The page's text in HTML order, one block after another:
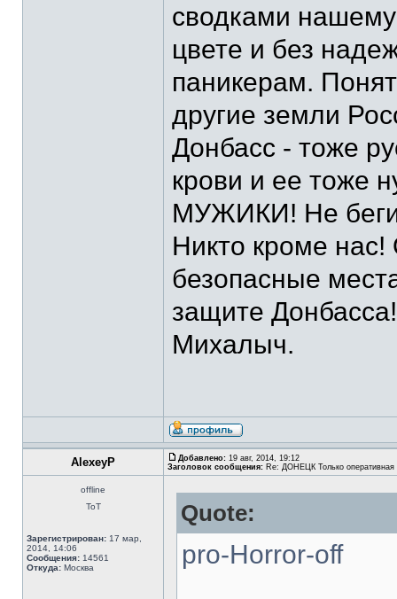
сводками
цвете и без
паникерам.
другие земли
Донбасс - тоже
крови и ее тоже
МУЖИКИ! Не
Никто кроме
безопасные
защите
Михалыч.
AlexeyP Добавлено: 19 авг, 2014, 19:12
Заголовок сообщения: Re: ДОНЕЦК Только оперативная
offline
ТоТ
Зарегистрирован: 17 мар,
2014, 14:06
Сообщения: 14561
Откуда: Москва
Quote:
pro-Horror-off